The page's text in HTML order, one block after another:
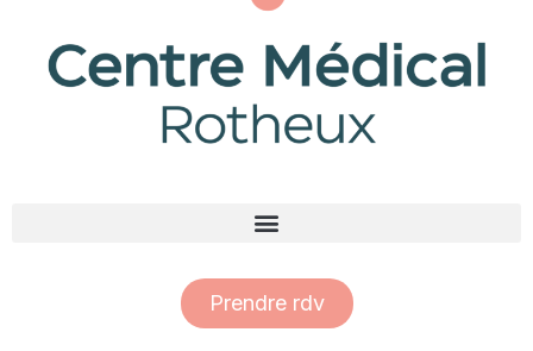
Prendre rdv